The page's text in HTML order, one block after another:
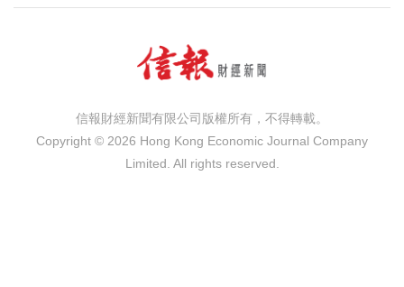
信報財經新聞有限公司版權所有，不得轉載。
Copyright © 2026 Hong Kong Economic Journal Company
Limited. All rights reserved.